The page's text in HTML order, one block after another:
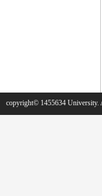
copyright© 1455634 University.